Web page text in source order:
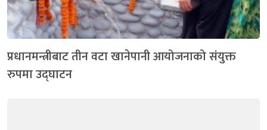
प्रधानमन्त्रीबाट तीन वटा खानेपानी आयोजनाको संयुक्त
रुपमा उद्घाटन